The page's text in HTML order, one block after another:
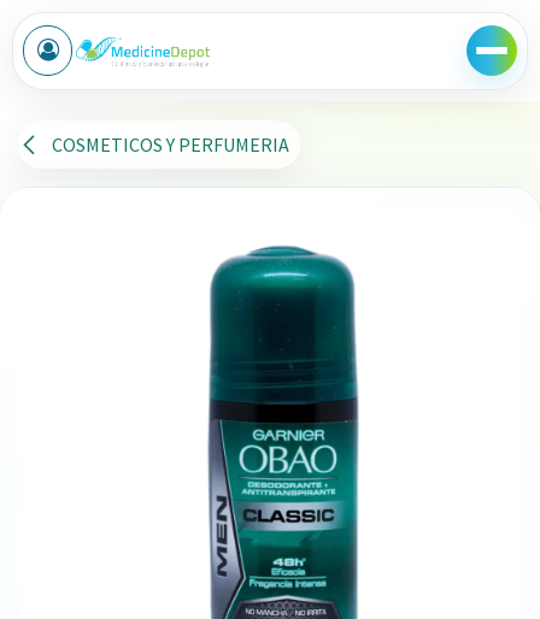
Ir al contenido
COSMETICOS Y PERFUMERIA